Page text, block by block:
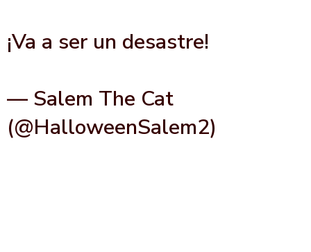
¡Va a ser un desastre!
— Salem The Cat
(@HalloweenSalem2)